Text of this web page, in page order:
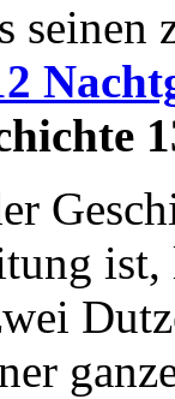
seinen
ist,